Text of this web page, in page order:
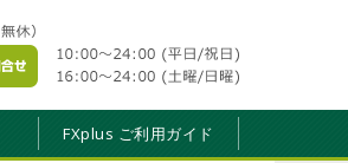
FXplus ご利用ガイド